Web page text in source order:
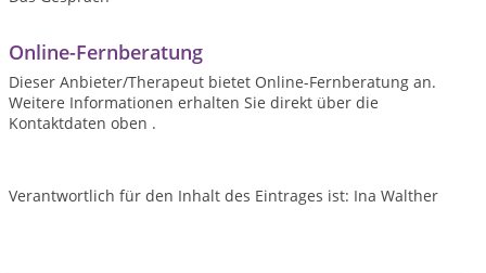
Online-Fernberatung
Dieser Anbieter/Therapeut bietet Online-Fernberatung an.
Weitere Informationen erhalten Sie direkt über die
Kontaktdaten oben .
Verantwortlich für den Inhalt des Eintrages ist: Ina Walther